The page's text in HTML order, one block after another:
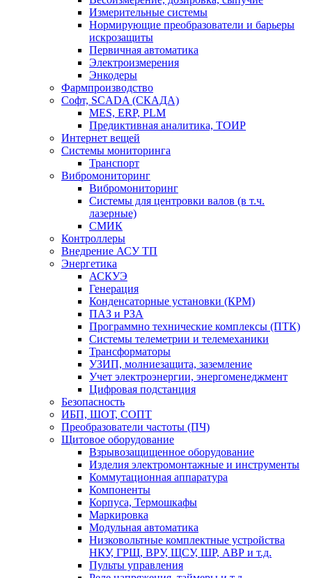
Измерительные системы
Нормирующие преобразователи и барьеры
искрозащиты
Первичная автоматика
Электроизмерения
Энкодеры
Фармпроизводство
Софт, SCADA (СКАДА)
MES, ERP, PLM
Предиктивная аналитика, ТОИР
Интернет вещей
Системы мониторинга
Транспорт
Вибромониторинг
Вибромониторинг
Системы для центровки валов (в т.ч.
лазерные)
СМИК
Контроллеры
Внедрение АСУ ТП
Энергетика
АСКУЭ
Генерация
Конденсаторные установки (КРМ)
ПАЗ и РЗА
Программно технические комплексы (ПТК)
Системы телеметрии и телемеханики
Трансформаторы
УЗИП, молниезащита, заземление
Учет электроэнергии, энергоменеджмент
Цифровая подстанция
Безопасность
ИБП, ШОТ, СОПТ
Преобразователи частоты (ПЧ)
Щитовое оборудование
Взрывозащищенное оборудование
Изделия электромонтажные и инструменты
Коммутационная аппаратура
Компоненты
Корпуса, Термошкафы
Маркировка
Модульная автоматика
Низковольтные комплектные устройства
НКУ, ГРЩ, ВРУ, ЩСУ, ШР, АВР и т.д.
Пульты управления